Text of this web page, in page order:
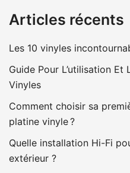
Articles récents
Les 10 vinyles
Guide Pour L’utilisation Et
Vinyles
Comment choisir sa
platine vinyle ?
Quelle installation Hi-Fi
extérieur ?